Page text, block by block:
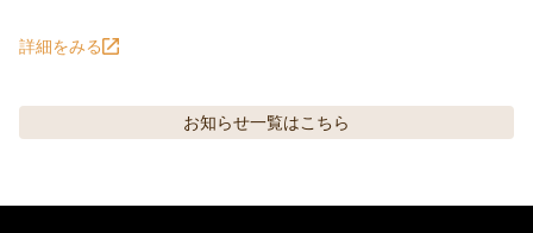
詳細をみる
お知らせ一覧はこちら